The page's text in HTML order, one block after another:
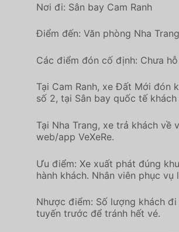
Nơi đi: Sân bay Cam Ranh
Điểm đến: Văn phòng Nha Trang
Các điểm đón cố định: Chưa
Tại Cam Ranh, xe Đất Mới đón
số 2, tại Sân bay quốc tế
Tại Nha Trang, xe trả khách về
web/app VeXeRe.
Ưu điểm: Xe xuất phát đúng
hành khách. Nhân viên phục
Nhược điểm: Số lượng khách
tuyến trước để tránh hết vé.